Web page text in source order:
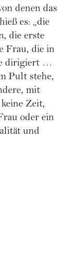
denen das
es: „die
die erste
Frau, die in
dirigiert …
Pult stehe,
mit
Zeit,
oder ein
und